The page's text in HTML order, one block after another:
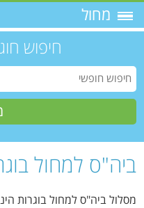
מחול
חיפוש
ביה"ס למחול
מסלול ביה"ס למחול בוגרות